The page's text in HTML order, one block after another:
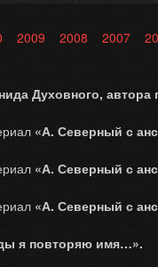
2009 2008 2007
Духовного,
«А. Северный с
«А. Северный с
«А. Северный с
я повторяю имя…».